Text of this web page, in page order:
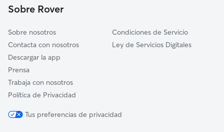
Ventosa de la Cuesta
Sobre Rover
Sobre nosotros
Contacta con nosotros
Descargar la app
Prensa
Trabaja con nosotros
Política de Privacidad
Condiciones de Servicio
Ley de Servicios Digitales
Tus preferencias de privacidad